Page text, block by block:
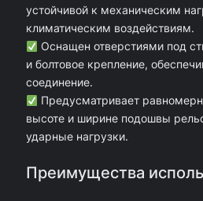
устойчивой к механическим
климатическим воздействиям.
Оснащен отверстиями под
и болтовое крепление,
соединение.
Предусматривает
высоте и ширине подошвы
ударные нагрузки.
Преимущества